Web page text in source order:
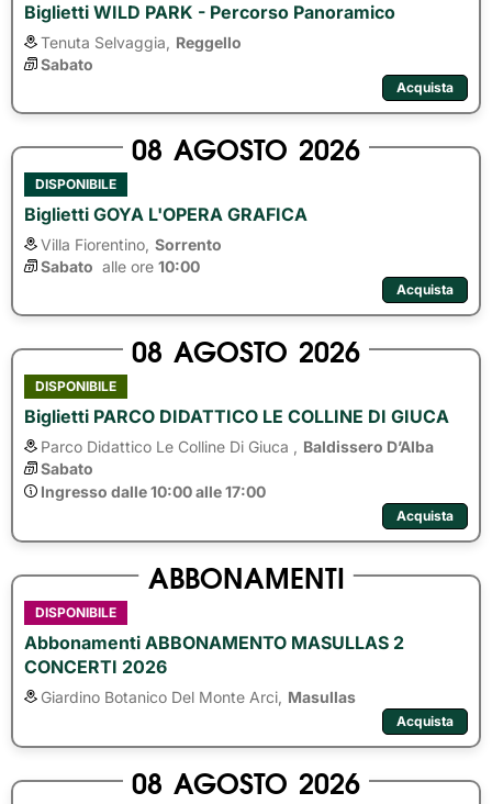
Biglietti WILD PARK - Percorso Panoramico
Tenuta Selvaggia,
Reggello
Sabato
Acquista
08 AGOSTO 2026
DISPONIBILE
Biglietti GOYA L'OPERA GRAFICA
Villa Fiorentino, Sorrento
Sabato alle ore 10:00
Acquista
08 AGOSTO 2026
DISPONIBILE
Biglietti PARCO DIDATTICO LE COLLINE DI GIUCA
Parco Didattico Le Colline Di Giuca ,
Baldissero D’Alba
Sabato
Ingresso dalle 10:00 alle 17:00
Acquista
ABBONAMENTI
DISPONIBILE
Abbonamenti ABBONAMENTO MASULLAS 2
CONCERTI 2026
Giardino Botanico Del Monte Arci, Masullas
Acquista
08 AGOSTO 2026